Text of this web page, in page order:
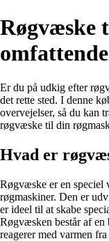
Røgvæske
Er du på udkig efter
det rette sted. I denne
overvejelser, så du kan
røgvæske til din
Hvad er
Røgvæske er en speciel
røgmaskiner. Den er
er ideel til at skabe
Røgvæsken består af
reagerer med varmen